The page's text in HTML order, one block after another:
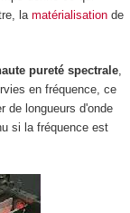
la matérialisationde
pureté spectrale,
en fréquence, ce
de longueurs d'onde
si la fréquence est